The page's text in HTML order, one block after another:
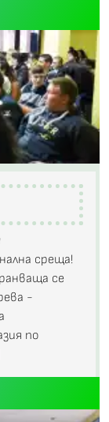
среща!
се
-
по